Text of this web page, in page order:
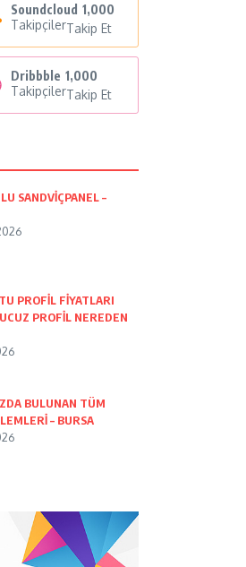
Soundcloud 1,000
TakipçilerTakip Et
Dribbble 1,000
TakipçilerTakip Et
SANDVİÇPANEL –
PROFİL FİYATLARI
PROFİL NEREDEN
BULUNAN TÜM
– BURSA